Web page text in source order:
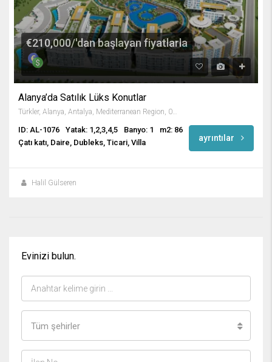
€210,000/'dan başlayan fiyatlarla
Alanya’da Satılık Lüks Konutlar
Türkler, Alanya, Antalya, Mediterranean Region, 07410, Turkey
ID: AL-1076 Yatak: 1,2,3,4,5 Banyo: 1
m2: 86
Çatı katı, Daire, Dubleks, Ticari, Villa
ayrıntılar
Halil Gülseren
Evinizi bulun.
Tüm şehirler